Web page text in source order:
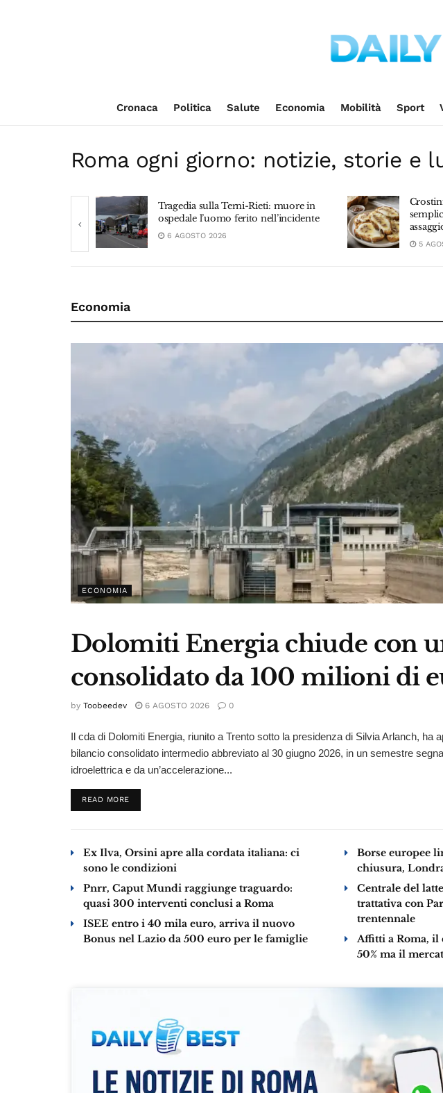
Cronaca Politica Salute Economia Mobilità Sport
Roma ogni giorno: notizie, storie e
sulla Terni-Rieti: muore in
l’uomo ferito nell’incidente
Crostini con alici: l’antipasto
semplice che conquista al primo
Economia
ECONOMIA
Dolomiti Energia chiude con
consolidato da 100 milioni di
by Toobeedev 6 AGOSTO 2026 0
Il cda di Dolomiti Energia, riunito a Trento sotto la presidenza di Silvia Arlanch, ha
bilancio consolidato intermedio abbreviato al 30 giugno 2026, in un semestre
idroelettrica e da un’accelerazione...
READ MOREDETAILS
Ex Ilva, Orsini apre alla cordata italiana: ci
sono le condizioni
Pnrr, Caput Mundi raggiunge traguardo:
quasi 300 interventi conclusi a Roma
ISEE entro i 40 mila euro, arriva il nuovo
Bonus nel Lazio da 500 euro per le famiglie
Borse europee
chiusura,
Centrale del
trattativa con
trentennale
Affitti a Roma, il
50% ma il